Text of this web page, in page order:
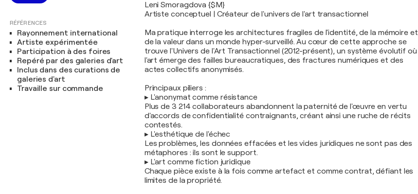
RÉFÉRENCES
Rayonnement international
Artiste expérimentée
Participation à des foires
Repéré par des galeries d'art
Inclus dans des curations de
galeries d'art
Travaille sur commande
Leni Smoragdova {$M}
Artiste conceptuel | Créateur de l'univers de l'art transactionnel
Ma pratique interroge les architectures fragiles de l'identité, de la mémoire et
de la valeur dans un monde hyper-surveillé. Au cœur de cette approche se
trouve l'Univers de l'Art Transactionnel (2012-présent), un système évolutif où
l'art émerge des failles bureaucratiques, des fractures numériques et des
actes collectifs anonymisés.
Principaux piliers :
▸ L'anonymat comme résistance
Plus de 3 214 collaborateurs abandonnent la paternité de l'œuvre en vertu
d'accords de confidentialité contraignants, créant ainsi une ruche de récits
contestés.
▸ L'esthétique de l'échec
Les problèmes, les données effacées et les vides juridiques ne sont pas des
métaphores : ils sont le support.
▸ L'art comme fiction juridique
Chaque pièce existe à la fois comme artefact et comme contrat, défiant les
limites de la propriété.